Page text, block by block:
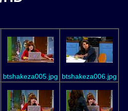
btshakeza005.jpg btshakeza006.jpg